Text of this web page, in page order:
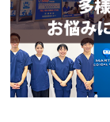
LH
先生も
てくださ